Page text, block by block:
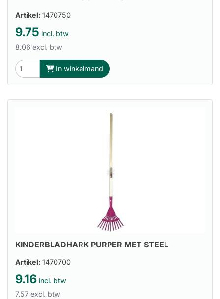
Artikel: 1470750
9.75 incl. btw
8.06 excl. btw
In winkelmand
KINDERBLADHARK PURPER MET STEEL
Artikel: 1470700
9.16 incl. btw
7.57 excl. btw